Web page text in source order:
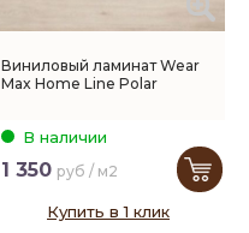
Виниловый ламинат Wear
Max Home Line Polar
В наличии
1 350 руб / м2
Купить в 1 клик